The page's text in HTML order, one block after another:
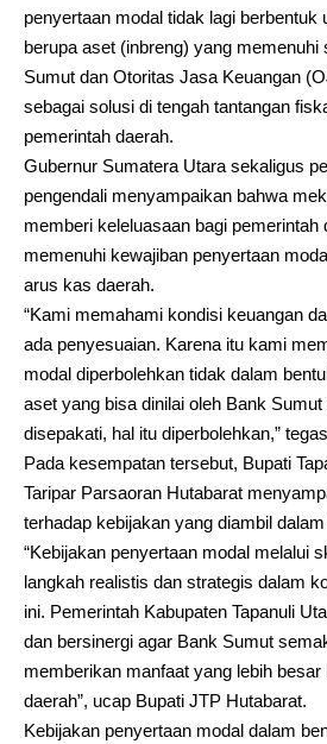
penyertaan modal tidak lagi berbentuk
berupa aset (inbreng) yang memenuhi
Sumut dan Otoritas Jasa Keuangan
sebagai solusi di tengah tantangan
pemerintah daerah.
Gubernur Sumatera Utara sekaligus
pengendali menyampaikan bahwa
memberi keleluasaan bagi pemerintah
memenuhi kewajiban penyertaan
arus kas daerah.
“Kami memahami kondisi keuangan
ada penyesuaian. Karena itu kami
modal diperbolehkan tidak dalam
aset yang bisa dinilai oleh Bank
disepakati, hal itu diperbolehkan,”
Pada kesempatan tersebut, Bupati
Taripar Parsaoran Hutabarat
terhadap kebijakan yang diambil
“Kebijakan penyertaan modal melalui
langkah realistis dan strategis dalam
ini. Pemerintah Kabupaten Tapanuli
dan bersinergi agar Bank Sumut
memberikan manfaat yang lebih besar
daerah”, ucap Bupati JTP Hutabarat.
Kebijakan penyertaan modal dalam